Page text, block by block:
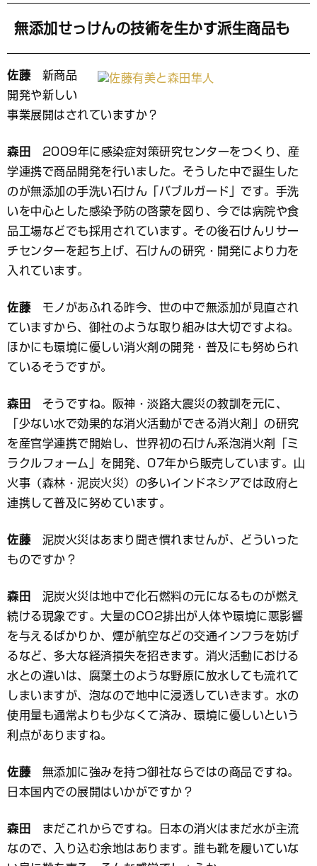
無添加せっけんの技術を生かす派生商品も
佐藤新商品
開発や新しい
事業展開はされていますか？
森田
2009年に感染症対策研究センターをつくり、産
学連携で商品開発を行いました。そうした中で誕生した
のが無添加の手洗い石けん「バブルガード」です。手洗
いを中心とした感染予防の啓蒙を図り、今では病院や食
品工場などでも採用されています。その後石けんリサー
チセンターを起ち上げ、石けんの研究・開発により力を
入れています。
佐藤モノがあふれる昨今、世の中で無添加が見直され
ていますから、御社のような取り組みは大切ですよね。
ほかにも環境に優しい消火剤の開発・普及にも努められ
ているそうですが。
森田
そうですね。阪神・淡路大震災の教訓を元に、
「少ない水で効果的な消火活動ができる消火剤」の研究
を産官学連携で開始し、世界初の石けん系泡消火剤「ミ
ラクルフォーム」を開発、07年から販売しています。山
火事（森林・泥炭火災）の多いインドネシアでは政府と
連携して普及に努めています。
佐藤泥炭火災はあまり聞き慣れませんが、どういった
ものですか？
森田
泥炭火災は地中で化石燃料の元になるものが燃え
続ける現象です。大量のCO2排出が人体や環境に悪影響
を与えるばかりか、煙が航空などの交通インフラを妨げ
るなど、多大な経済損失を招きます。消火活動における
水との違いは、腐葉土のような野原に放水しても流れて
しまいますが、泡なので地中に浸透していきます。水の
使用量も通常よりも少なくて済み、環境に優しいという
利点がありますね。
佐藤無添加に強みを持つ御社ならではの商品ですね。
日本国内での展開はいかがですか？
森田
まだこれからですね。日本の消火はまだ水が主流
なので、入り込む余地はあります。誰も靴を履いていな